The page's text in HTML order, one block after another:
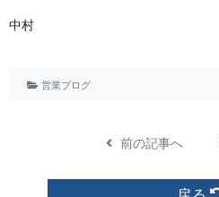
中 村
営業ブログ
前の記事へ